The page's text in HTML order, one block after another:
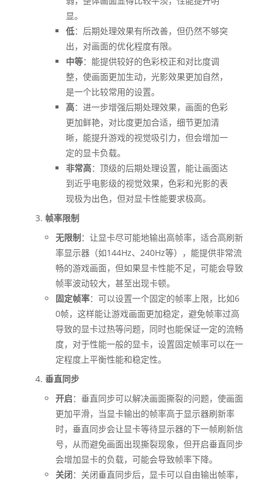
显。
低：后期处理效果有所改善，但仍然不够突
出，对画面的优化程度有限。
中等：能提供较好的色彩校正和对比度调
整，使画面更加生动，光影效果更加自然，
是一个比较常用的设置。
高：进一步增强后期处理效果，画面的色彩
更加鲜艳，对比度更加合适，细节更加清
晰，能提升游戏的视觉吸引力，但会增加一
定的显卡负载。
非常高：顶级的后期处理设置，能让画面达
到近乎电影级的视觉效果，色彩和光影的表
现极为出色，但对显卡性能要求极高。
帧率限制
无限制：让显卡尽可能地输出高帧率，适合高刷新
率显示器（如144Hz、240Hz等），能提供非常流
畅的游戏画面，但如果显卡性能不足，可能会导致
帧率波动较大，甚至出现卡顿。
固定帧率：可以设置一个固定的帧率上限，比如6
0帧，这样能让游戏画面更加稳定，避免帧率过高
导致的显卡过热等问题，同时也能保证一定的流畅
度，对于性能一般的显卡，设置固定帧率可以在一
定程度上平衡性能和稳定性。
垂直同步
开启：垂直同步可以解决画面撕裂的问题，使画面
更加平滑，当显卡输出的帧率高于显示器刷新率
时，垂直同步会让显卡等待显示器的下一帧刷新信
号，从而避免画面出现撕裂现象，但开启垂直同步
会增加显卡的负载，可能会导致帧率下降。
关闭：关闭垂直同步后，显卡可以自由输出帧率，